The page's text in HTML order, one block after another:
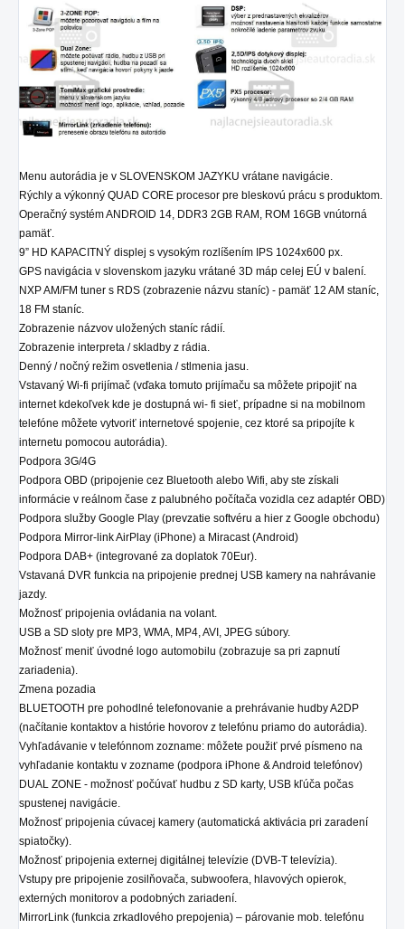
Menu autorádia je v SLOVENSKOM JAZYKU vrátane navigácie.
Rýchly a výkonný QUAD CORE procesor pre bleskovú prácu s produktom.
Operačný systém ANDROID 14, DDR3 2GB RAM, ROM 16GB vnútorná
pamäť.
9” HD KAPACITNÝ displej s vysokým rozlíšením IPS 1024x600 px.
GPS navigácia v slovenskom jazyku vrátané 3D máp celej EÚ v balení.
NXP AM/FM tuner s RDS (zobrazenie názvu staníc) - pamäť 12 AM staníc,
18 FM staníc.
Zobrazenie názvov uložených staníc rádií.
Zobrazenie interpreta / skladby z rádia.
Denný / nočný režim osvetlenia / stlmenia jasu.
Vstavaný Wi-fi prijímač (vďaka tomuto prijímaču sa môžete pripojiť na
internet kdekoľvek kde je dostupná wi- fi sieť, prípadne si na mobilnom
telefóne môžete vytvoriť internetové spojenie, cez ktoré sa pripojíte k
internetu pomocou autorádia).
Podpora 3G/4G
Podpora OBD (pripojenie cez Bluetooth alebo Wifi, aby ste získali
informácie v reálnom čase z palubného počítača vozidla cez adaptér OBD)
Podpora služby Google Play (prevzatie softvéru a hier z Google obchodu)
Podpora Mirror-link AirPlay (iPhone) a Miracast (Android)
Podpora DAB+ (integrované za doplatok 70Eur).
Vstavaná DVR funkcia na pripojenie prednej USB kamery na nahrávanie
jazdy.
Možnosť pripojenia ovládania na volant.
USB a SD sloty pre MP3, WMA, MP4, AVI, JPEG súbory.
Možnosť meniť úvodné logo automobilu (zobrazuje sa pri zapnutí
zariadenia).
Zmena pozadia
BLUETOOTH pre pohodlné telefonovanie a prehrávanie hudby A2DP
(načítanie kontaktov a histórie hovorov z telefónu priamo do autorádia).
Vyhľadávanie v telefónnom zozname: môžete použiť prvé písmeno na
vyhľadanie kontaktu v zozname (podpora iPhone & Android telefónov)
DUAL ZONE - možnosť počúvať hudbu z SD karty, USB kľúča počas
spustenej navigácie.
Možnosť pripojenia cúvacej kamery (automatická aktivácia pri zaradení
spiatočky).
Možnosť pripojenia externej digitálnej televízie (DVB-T televízia).
Vstupy pre pripojenie zosilňovača, subwoofera, hlavových opierok,
externých monitorov a podobných zariadení.
MirrorLink (funkcia zrkadlového prepojenia) – párovanie mob. telefónu